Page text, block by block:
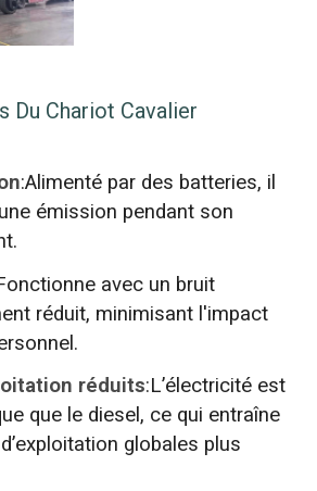
Du Chariot Cavalier
:Alimenté par des batteries, il
émission pendant son
avec un bruit
réduit, minimisant l'impact
réduits:L’électricité est
que le diesel, ce qui entraîne
globales plus